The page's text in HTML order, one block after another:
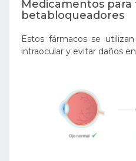
Medicamentos
betabloqueadores
Estos fármacos se
intraocular y evitar daños